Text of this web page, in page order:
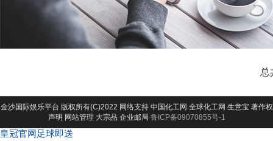
总
金沙国际娱乐平台 版权所有(C)2022 网络支持 中国化工网 全球化工网 生意宝 著作权
声明 网站管理 大宗品 企业邮局 鲁ICP备09070855号-1
皇冠官网足球即送